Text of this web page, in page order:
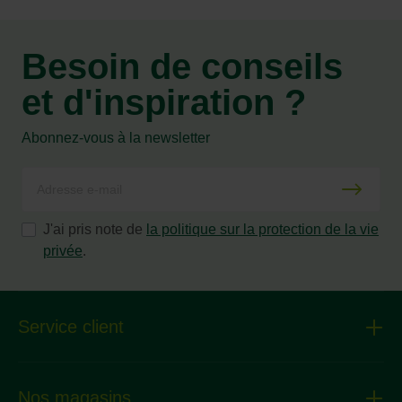
Besoin de conseils
et d'inspiration ?
Abonnez-vous à la newsletter
J'ai pris note de la politique sur la protection de la vie
privée.
Service client
Nos magasins